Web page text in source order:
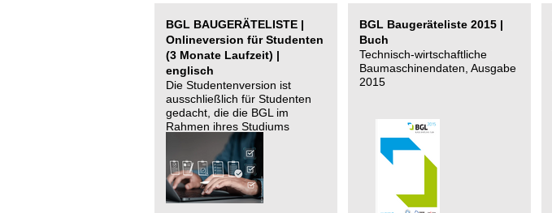
BGL BAUGERÄTELISTE |
Onlineversion für Studenten
(3 Monate Laufzeit) |
englisch
Die Studentenversion ist
ausschließlich für Studenten
gedacht, die die BGL im
Rahmen ihres Studiums
nutzen möchten.
BGL Baugeräteliste 2015 |
Buch
Technisch-wirtschaftliche
Baumaschinendaten, Ausgabe
2015